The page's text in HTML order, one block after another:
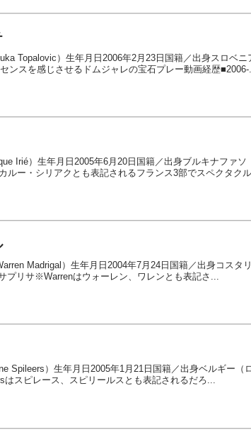
Topalovic）生年月日2006年2月23日国籍／出身スロベ
ンスを感じさせるドムジャレの宝石プレー動画経歴■2006-
Irié）生年月日2005年6月20日国籍／出身ブルキナファ
ー・シリアクとも表記されるフランス3部でスペクタクル
Madrigal）生年月日2004年7月24日国籍／出身コスタ
プリサ※Warrenはウォーレン、ワレンとも表記さ...
Spileers）生年月日2005年1月21日国籍／出身ベルギー
スピレース、スピリールスとも表記されるだろ...